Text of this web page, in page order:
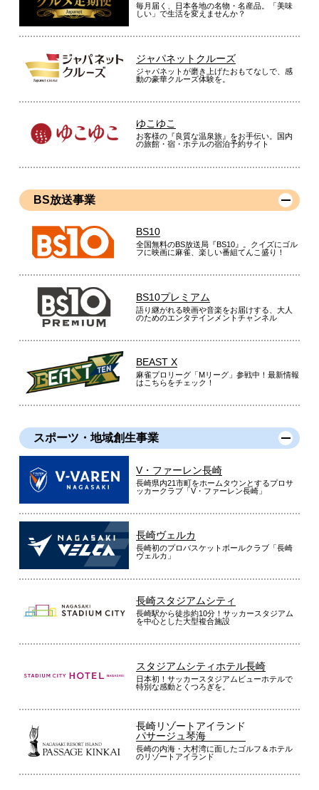
毎月届く、日本各地の名物・名産品。「美味
しい」で生活を変えませんか？
ジャパネットクルーズ
ジャパネットが磨き上げたおもてなしで、感
動の豪華クルーズ体験を。
ゆこゆこ
お客様の『良質な温泉旅』をお手伝い。国内
の旅館・宿・ホテルの宿泊予約サイト
BS放送事業
BS10
全国無料のBS放送局『BS10』。クイズにゴル
フに映画に麻雀、楽しい番組てんこ盛り！
BS10プレミアム
語り継がれる映画や音楽をお届けする、大人
のためのエンタテインメントチャンネル
BEAST X
麻雀プロリーグ「Mリーグ」参戦中！最新情報
はこちらをチェック！
スポーツ・地域創生事業
V・ファーレン長崎
長崎県内21市町をホームタウンとするプロサ
ッカークラブ「V・ファーレン長崎」
長崎ヴェルカ
長崎初のプロバスケットボールクラブ「長崎
ヴェルカ」
長崎スタジアムシティ
長崎駅から徒歩約10分！サッカースタジアム
を中心とした大型複合施設
スタジアムシティホテル長崎
日本初！サッカースタジアムビューホテルで
特別な感動とくつろぎを。
長崎リゾートアイランド
パサージュ琴海
長崎の内海・大村湾に面したゴルフ＆ホテル
のリゾートアイランド